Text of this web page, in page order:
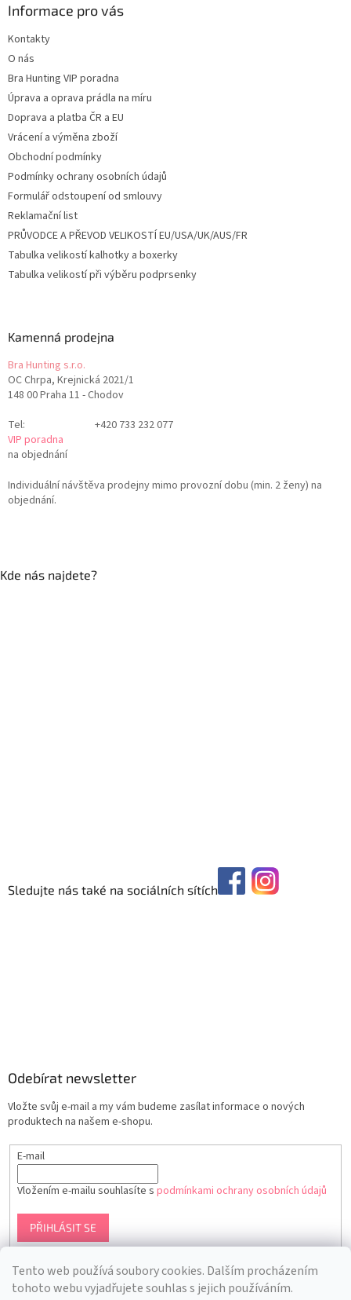
Tento web používá soubory cookies. Dalším procházením
tohoto webu vyjadřujete souhlas s jejich používáním.
Informace pro vás
Kontakty
O nás
Bra Hunting VIP poradna
Úprava a oprava prádla na míru
Doprava a platba ČR a EU
Vrácení a výměna zboží
Obchodní podmínky
Podmínky ochrany osobních údajů
Formulář odstoupení od smlouvy
Reklamační list
PRŮVODCE A PŘEVOD VELIKOSTÍ EU/USA/UK/AUS/FR
Tabulka velikostí kalhotky a boxerky
Tabulka velikostí při výběru podprsenky
Kamenná prodejna
Bra Hunting s.r.o.
OC Chrpa, Krejnická 2021/1
148 00 Praha 11 - Chodov
Tel:
+420 733 232 077
VIP poradna
na objednání
Individuální návštěva prodejny mimo provozní dobu (min. 2 ženy) na
objednání.
Kde nás najdete?
Sledujte nás také na sociálních sítích
Odebírat newsletter
Vložte svůj e-mail a my vám budeme zasílat informace o nových
produktech na našem e-shopu.
E-mail
Vložením e-mailu souhlasíte s podmínkami ochrany osobních údajů
PŘIHLÁSIT SE